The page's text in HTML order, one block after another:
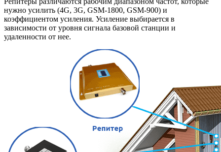
нужно усилить (4G, 3G, GSM-1800, GSM-900) и
коэффициентом усиления. Усиление выбирается в
зависимости от уровня сигнала базовой станции и
удаленности от нее.